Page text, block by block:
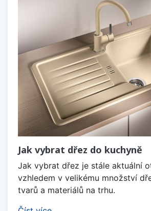
Jak vybrat dřez do kuchyně
Jak vybrat dřez je stále aktuální
vzhledem v velikému množství
tvarů a materiálů na trhu.